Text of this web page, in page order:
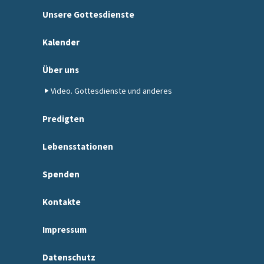
Unsere Gottesdienste
Kalender
Über uns
Video. Gottesdienste und anderes
Predigten
Lebensstationen
Spenden
Kontakte
Impressum
Datenschutz